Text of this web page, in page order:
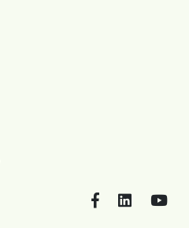
FacebookLinkedIn